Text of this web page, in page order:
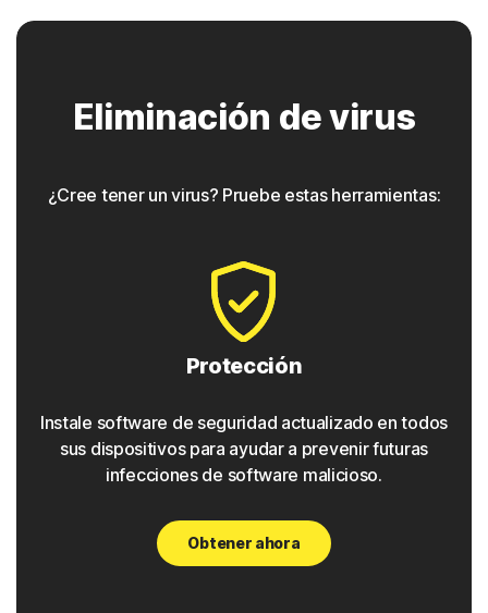
La protección Norton ayuda a bloquear los troyanos que
La protección Norton tiene herramientas para detectar
intentos de phishing, que son vínculos aparentemente
seguros que llevan a los usuarios a sitios maliciosos.
Estos sitios recopilan datos personales y credenciales de
Pharming
De forma similar a los ataques de phishing, la protección
Norton detecta ataques de pharming que redirigen a los
usuarios de un sitio legítimo a uno malicioso.
Eliminación de virus
¿Cree tener un virus? Pruebe estas herramientas:
Protección
Instale software de seguridad actualizado en todos
sus dispositivos para ayudar a prevenir futuras
infecciones de software malicioso.
Obtener ahora